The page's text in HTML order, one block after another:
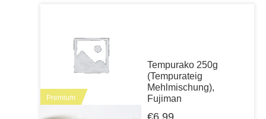
Premium
Tempurako 250g
(Tempurateig
Mehlmischung),
Fujiman